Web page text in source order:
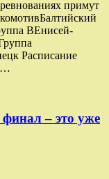
примут
ВЕнисей-
Расписание
– это уже